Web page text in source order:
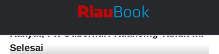
Pemprov Riau Perluas Jangkauan Sekolah
Rakyat, Plt Gubernur: Kuansing Tahun Ini
Selesai